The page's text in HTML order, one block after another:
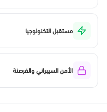
مستقبل التكنولوجيا
الأمن السيبراني والقرصنة